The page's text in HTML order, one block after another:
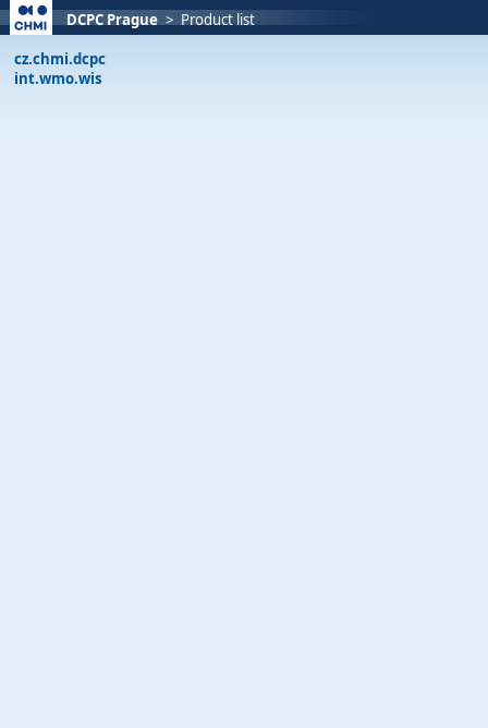
DCPC Prague > Product list
cz.chmi.dcpc
int.wmo.wis